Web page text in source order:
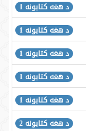
د هغه کتابونه 1
د هغه کتابونه 1
د هغه کتابونه 1
د هغه کتابونه 1
د هغه کتابونه 1
د هغه کتابونه 2